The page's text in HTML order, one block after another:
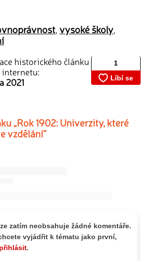
, vysoké školy,
historického článku
internetu:
2021
„Rok 1902: Univerzity, které
vzdělání“